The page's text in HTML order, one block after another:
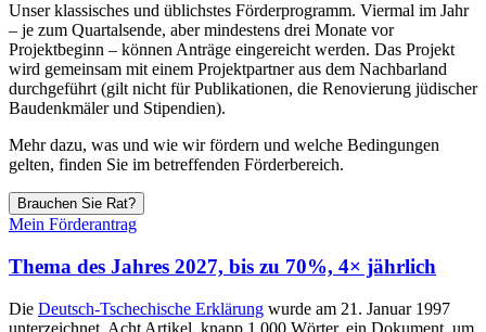
Unser klassisches und üblichstes Förderprogramm. Viermal im Jahr
– je zum Quartalsende, aber mindestens drei Monate vor
Projektbeginn – können Anträge eingereicht werden. Das Projekt
wird gemeinsam mit einem Projektpartner aus dem Nachbarland
durchgeführt (gilt nicht für Publikationen, die Renovierung jüdischer
Baudenkmäler und Stipendien).
Mehr dazu, was und wie wir fördern und welche Bedingungen
gelten, finden Sie im betreffenden Förderbereich.
Brauchen Sie Rat?
Mein Förderantrag
Thema des Jahres 2027, bis zu 70%, 4× jährlich
Die Deutsch-Tschechische Erklärung wurde am 21. Januar 1997
unterzeichnet. Acht Artikel, knapp 1.000 Wörter, ein Dokument, um